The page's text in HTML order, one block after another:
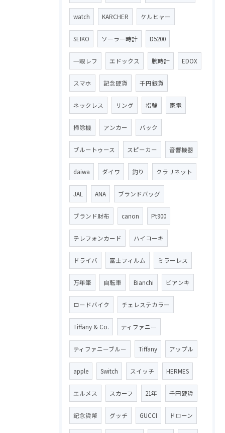
watch KARCHER ケルヒャー
SEIKO ソーラー時計 D5200
一眼レフ エドックス 腕時計 EDOX
スマホ 記念硬貨 千円銀貨
ネックレス リング 指輪 家電
掃除機 アンカー バック
ブルートゥース スピーカー 音響機器
daiwa ダイワ 釣り クラリネット
JAL ANA ブランドバッグ
ブランド財布 canon Pt900
テレフォンカード ハイコーキ
ドライバ 富士フィルム ミラーレス
万年筆 自転車 Bianchi ビアンキ
ロードバイク チェレステカラー
Tiffany & Co. ティファニー
ティファニーブルー Tiffany アップル
apple Switch スイッチ HERMES
エルメス スカーフ 21年 千円硬貨
記念貨幣 グッチ GUCCI ドローン